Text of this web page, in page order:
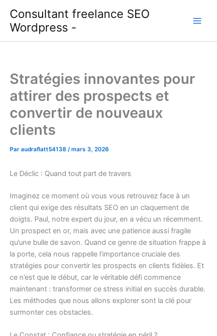
contenu
Consultant freelance SEO
Wordpress -
Stratégies innovantes pour
attirer des prospects et
convertir de nouveaux
clients
Par audraflatt54138 /mars 3, 2026
Le Déclic : Quand tout part de travers
Imaginez ce moment où vous vous retrouvez face à un
client qui exige des résultats SEO en un claquement de
doigts. Paul, notre expert du jour, en a vécu un récemment.
Un prospect en or, mais avec une patience aussi fragile
qu’une bulle de savon. Quand ce genre de situation frappe à
la porte, cela nous rappelle l’importance cruciale des
stratégies pour convertir les prospects en clients fidèles. Et
ce n’est que le début, car le véritable défi commence
maintenant : transformer ce stress initial en succès durable.
Les méthodes que nous allons explorer sont la clé pour
surmonter ces obstacles.